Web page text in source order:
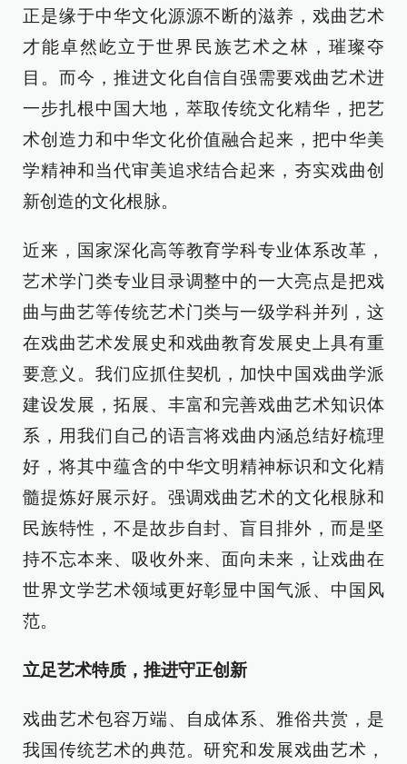
正是缘于中华文化源源不断的滋养，戏曲艺术
才能卓然屹立于世界民族艺术之林，璀璨夺
目。而今，推进文化自信自强需要戏曲艺术进
一步扎根中国大地，萃取传统文化精华，把艺
术创造力和中华文化价值融合起来，把中华美
学精神和当代审美追求结合起来，夯实戏曲创
新创造的文化根脉。
近来，国家深化高等教育学科专业体系改革，
艺术学门类专业目录调整中的一大亮点是把戏
曲与曲艺等传统艺术门类与一级学科并列，这
在戏曲艺术发展史和戏曲教育发展史上具有重
要意义。我们应抓住契机，加快中国戏曲学派
建设发展，拓展、丰富和完善戏曲艺术知识体
系，用我们自己的语言将戏曲内涵总结好梳理
好，将其中蕴含的中华文明精神标识和文化精
髓提炼好展示好。强调戏曲艺术的文化根脉和
民族特性，不是故步自封、盲目排外，而是坚
持不忘本来、吸收外来、面向未来，让戏曲在
世界文学艺术领域更好彰显中国气派、中国风
范。
立足艺术特质，推进守正创新
戏曲艺术包容万端、自成体系、雅俗共赏，是
我国传统艺术的典范。研究和发展戏曲艺术，